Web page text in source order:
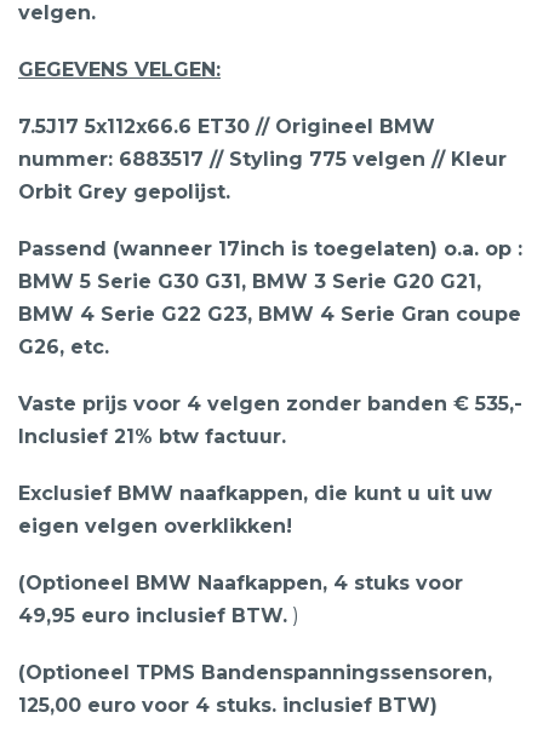
velgen.
GEGEVENS VELGEN:
7.5J17 5x112x66.6 ET30 // Origineel BMW
nummer: 6883517 // Styling 775 velgen // Kleur
Orbit Grey gepolijst.
Passend (wanneer 17inch is toegelaten) o.a. op :
BMW 5 Serie G30 G31, BMW 3 Serie G20 G21,
BMW 4 Serie G22 G23, BMW 4 Serie Gran coupe
G26, etc.
Vaste prijs voor 4 velgen zonder banden € 535,-
Inclusief 21% btw factuur.
Exclusief BMW naafkappen, die kunt u uit uw
eigen velgen overklikken!
(Optioneel BMW Naafkappen, 4 stuks voor
49,95 euro inclusief BTW. )
(Optioneel TPMS Bandenspanningssensoren,
125,00 euro voor 4 stuks. inclusief BTW)